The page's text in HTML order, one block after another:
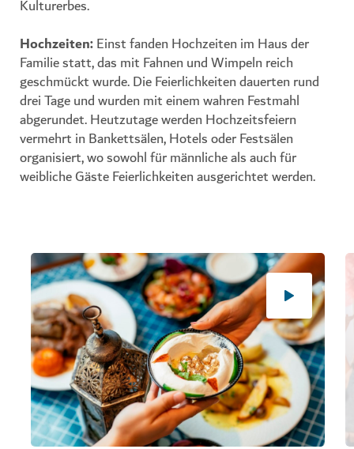
Kulturerbes.
Hochzeiten:Einst fanden Hochzeiten im Haus der
Familie statt, das mit Fahnen und Wimpeln reich
geschmückt wurde. Die Feierlichkeiten dauerten rund
drei Tage und wurden mit einem wahren Festmahl
abgerundet. Heutzutage werden Hochzeitsfeiern
vermehrt in Bankettsälen, Hotels oder Festsälen
organisiert, wo sowohl für männliche als auch für
weibliche Gäste Feierlichkeiten ausgerichtet werden.